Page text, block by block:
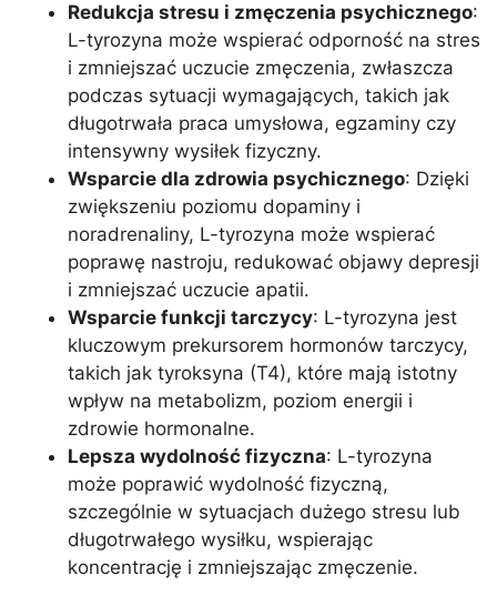
Redukcja stresu i zmęczenia psychicznego:
L-tyrozyna może wspierać odporność na stres
i zmniejszać uczucie zmęczenia, zwłaszcza
podczas sytuacji wymagających, takich jak
długotrwała praca umysłowa, egzaminy czy
intensywny wysiłek fizyczny.
Wsparcie dla zdrowia psychicznego: Dzięki
zwiększeniu poziomu dopaminy i
noradrenaliny, L-tyrozyna może wspierać
poprawę nastroju, redukować objawy depresji
i zmniejszać uczucie apatii.
Wsparcie funkcji tarczycy: L-tyrozyna jest
kluczowym prekursorem hormonów tarczycy,
takich jak tyroksyna (T4), które mają istotny
wpływ na metabolizm, poziom energii i
zdrowie hormonalne.
Lepsza wydolność fizyczna: L-tyrozyna
może poprawić wydolność fizyczną,
szczególnie w sytuacjach dużego stresu lub
długotrwałego wysiłku, wspierając
koncentrację i zmniejszając zmęczenie.